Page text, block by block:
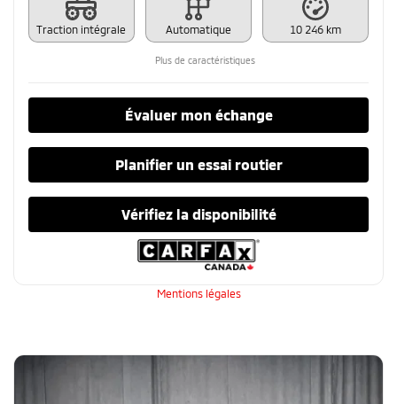
Traction intégrale Automatique 10 246 km
Plus de caractéristiques
Évaluer mon échange
Planifier un essai routier
Vérifiez la disponibilité
Mentions légales